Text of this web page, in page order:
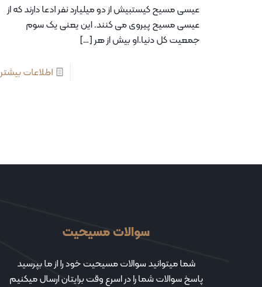
عیسی مسیح کیستبیش از دو‌ میلیارد نفر ادعا دارند که از
عیسی مسیح پیروی می کنند. این یعنی یک‌ سوم‌
جمعیت کل‌ دنیا.او بیش از هر[…]
اطلاعات بیشتر
سوالات مسیحیت
شما میتوانید سوالات مسیحیت خود را از ما بپرسید
پاسخ سوالات شما را در اسرع وقت برایتان ارسال میکنیم